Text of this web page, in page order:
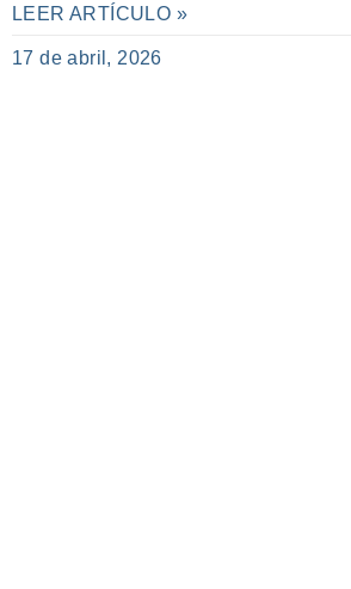
LEER ARTÍCULO »
17 de abril, 2026